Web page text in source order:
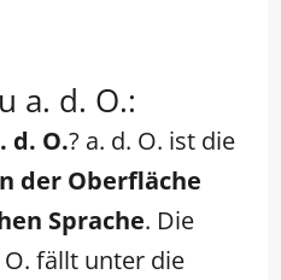
a. d. O.:
d. O.? a. d. O. ist die
der Oberfläche
Sprache. Die
fällt unter die